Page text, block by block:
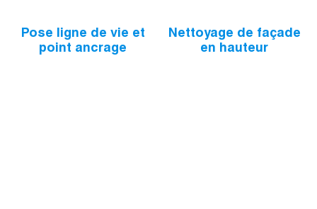
Pose ligne de vie et
point ancrage
Nettoyage de façade
en hauteur